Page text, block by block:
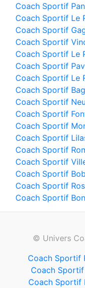
Coach Sportif
Coach Sportif Le
Coach Sportif
Coach Sportif
Coach Sportif Le
Coach Sportif
Coach Sportif Le
Coach Sportif
Coach Sportif
Coach Sportif
Coach Sportif
Coach Sportif
Coach Sportif
Coach Sportif
Coach Sportif
Coach Sportif
Coach Sportif
© Univers
Coach Sportif
Coach
Coach Sportif